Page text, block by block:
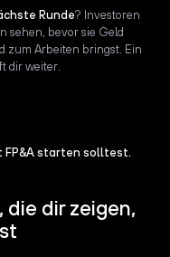
Runde? Investoren
sehen, bevor sie Geld
zum Arbeiten bringst. Ein
dir weiter.
FP&A starten solltest.
dir zeigen,